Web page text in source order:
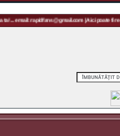
email: rapidfans@gmail.com | Aici poate fi